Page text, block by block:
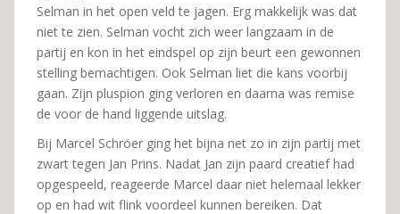
Selman in het open veld te jagen. Erg makkelijk was dat
niet te zien. Selman vocht zich weer langzaam in de
partij en kon in het eindspel op zijn beurt een gewonnen
stelling bemachtigen. Ook Selman liet die kans voorbij
gaan. Zijn pluspion ging verloren en daarna was remise
de voor de hand liggende uitslag.
Bij Marcel Schröer ging het bijna net zo in zijn partij met
zwart tegen Jan Prins. Nadat Jan zijn paard creatief had
opgespeeld, reageerde Marcel daar niet helemaal lekker
op en had wit flink voordeel kunnen bereiken. Dat